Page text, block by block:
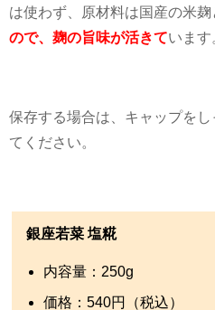
は使わず、原材料は国産の米麹
ので、麹の旨味が活きています
保存する場合は、キャップを
てください。
銀座若菜 塩糀
内容量： 250g
価格： 540円（税込）